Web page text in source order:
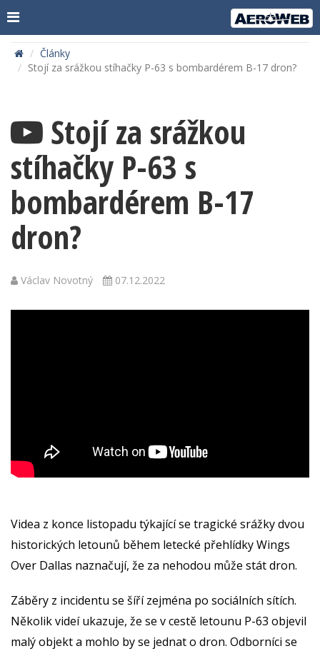
Články
Stojí za srážkou stíhačky P-63 s bombardérem B-17 dron?
Stojí za srážkou
stíhačky P-63 s
bombardérem B-17
dron?
Václav Novotný 07.12.2022
Videa z konce listopadu týkající se tragické srážky dvou
historických letounů během letecké přehlídky Wings
Over Dallas naznačují, že za nehodou může stát dron.
Záběry z incidentu se šíří zejména po sociálních sítích.
Několik videí ukazuje, že se v cestě letounu P-63 objevil
malý objekt a mohlo by se jednat o dron. Odborníci se